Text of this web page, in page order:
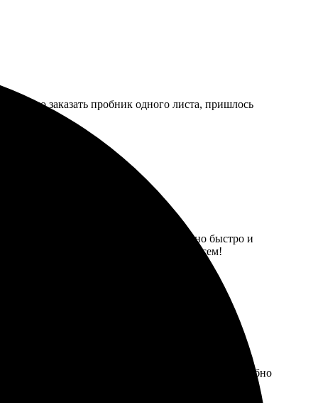
было заказать пробник одного листа, пришлось
размер, оформила заказ. Всё сделано быстро и
довольна своим выбором! Рекомендую всем!
Процесс заказа простой и интуитивный. Удобно